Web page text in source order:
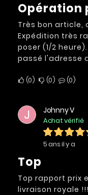
Très bon article,
Expédition très
poser (1/2
passé l'adresse
0 0 0
J Johnny V
Achat vérifié
5 ans il y a
Top
Top rapport prix
livraison royale !!!